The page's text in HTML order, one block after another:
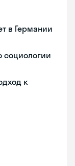
в Германии
социологии
к